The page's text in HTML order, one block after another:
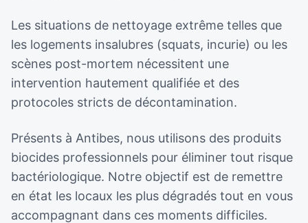
Les situations de nettoyage extrême telles que
les logements insalubres (squats, incurie) ou les
scènes post-mortem nécessitent une
intervention hautement qualifiée et des
protocoles stricts de décontamination.
Présents à Antibes, nous utilisons des produits
biocides professionnels pour éliminer tout risque
bactériologique. Notre objectif est de remettre
en état les locaux les plus dégradés tout en vous
accompagnant dans ces moments difficiles.